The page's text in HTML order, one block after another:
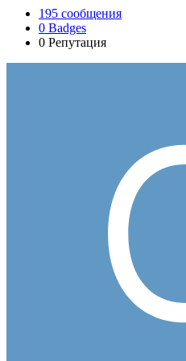
195 сообщения
0 Badges
0 Репутация